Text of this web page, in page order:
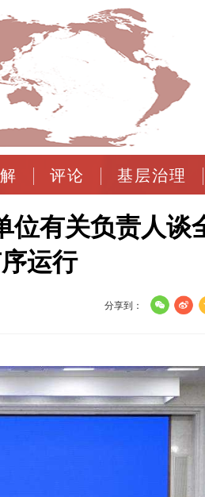
评论 基层治理
有关负责人谈
运行
分享到：